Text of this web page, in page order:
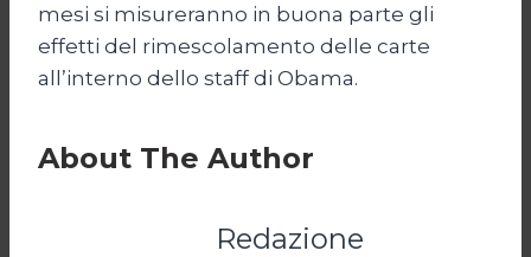
mesi si misureranno in buona parte gli
effetti del rimescolamento delle carte
all’interno dello staff di Obama.
About The Author
Redazione